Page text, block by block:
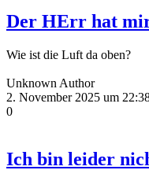
Der HErr hat
Wie ist die Luft da oben?
Unknown Author
2. November 2025 um
0
Ich bin leider